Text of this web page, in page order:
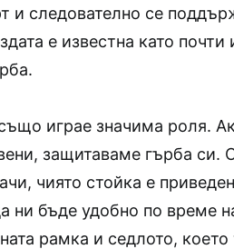
и следователно се
е известна като
играе значима роля.
защитаваме гърба си.
чиято стойка е
ни бъде удобно по време
рамка и седлото, което